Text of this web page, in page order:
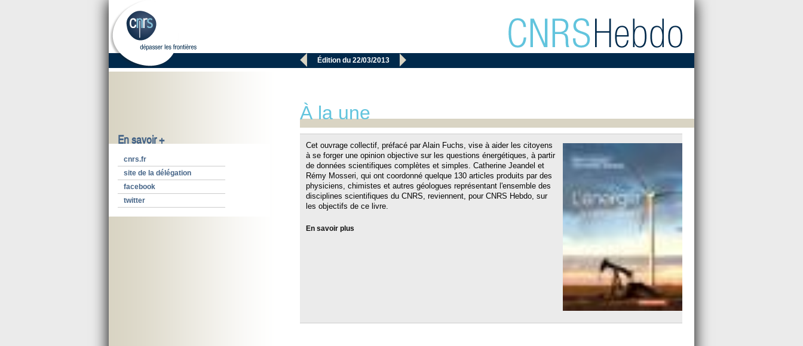
 Édition du 22/03/2013 
En savoir +
cnrs.fr
site de la délégation
facebook
twitter
À la une
Cet ouvrage collectif, préfacé par Alain Fuchs, vise à aider les citoyens
à se forger une opinion objective sur les questions énergétiques, à partir
de données scientifiques complètes et simples. Catherine Jeandel et
Rémy Mosseri, qui ont coordonné quelque 130 articles produits par des
physiciens, chimistes et autres géologues représentant l'ensemble des
disciplines scientifiques du CNRS, reviennent, pour CNRS Hebdo, sur
les objectifs de ce livre.
En savoir plus